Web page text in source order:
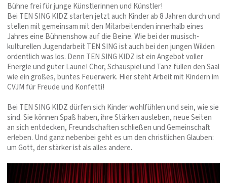
Bühne frei für junge Künstlerinnen und Künstler!
Bei TEN SING KIDZ starten jetzt auch Kinder ab 8 Jahren durch und
stellen mit gemeinsam mit den Mitarbeitenden innerhalb eines
Jahres eine Bühnenshow auf die Beine. Wie bei der musisch-
kulturellen Jugendarbeit TEN SING ist auch bei den jungen Wilden
ordentlich was los. Denn TEN SING KIDZ ist ein Angebot voller
Energie und guter Laune! Chor, Schauspiel und Tanz füllen den Saal
wie ein großes, buntes Feuerwerk. Hier steht Arbeit mit Kindern im
CVJM für Freude und Konfetti!
Bei TEN SING KIDZ dürfen sich Kinder wohlfühlen und sein, wie sie
sind. Sie können Spaß haben, ihre Stärken ausleben, neue Seiten
an sich entdecken, Freundschaften schließen und Gemeinschaft
erleben. Und ganz nebenbei geht es um den christlichen Glauben:
um Gott, der stärker ist als alles andere.